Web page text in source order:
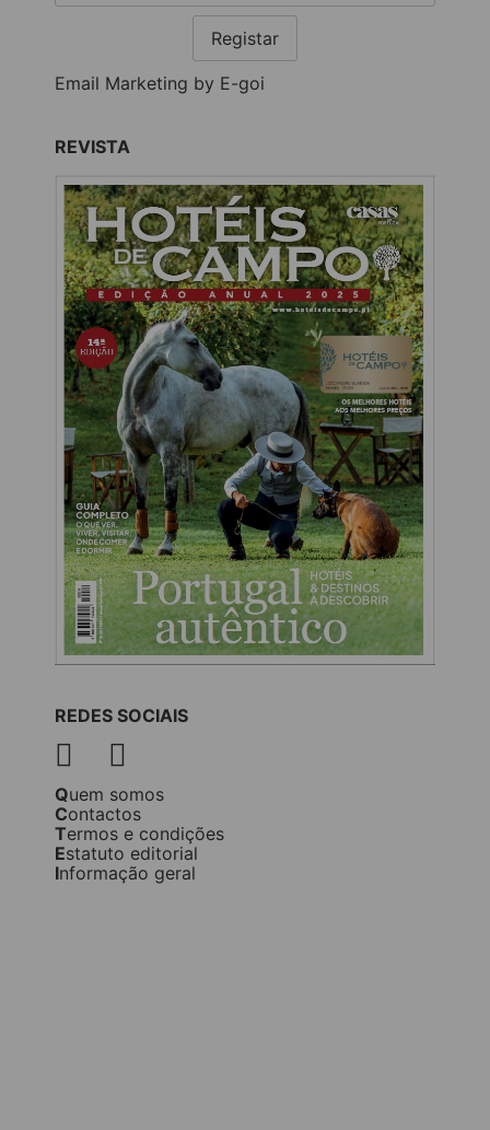
Registar
Email Marketing by E-goi
REVISTA
REDES SOCIAIS
Quem somos
Contactos
Termos e condições
Estatuto editorial
Informação geral